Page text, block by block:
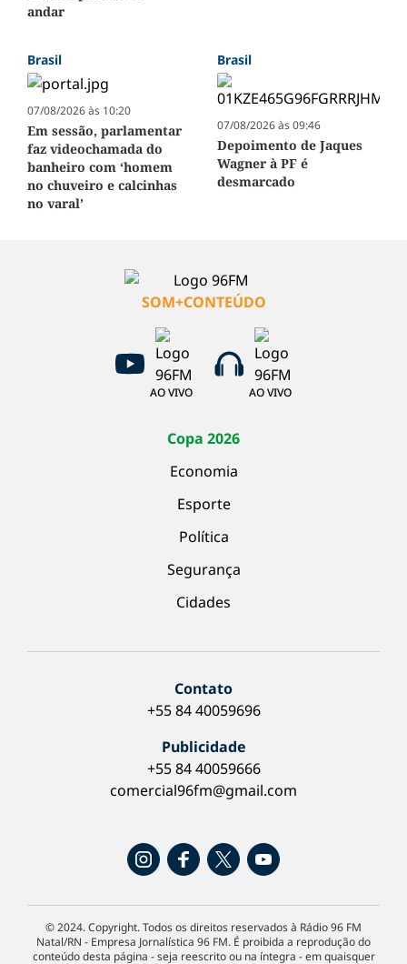
andar
Brasil
07/08/2026 às 10:20
Em sessão, parlamentar
faz videochamada do
banheiro com ‘homem
no chuveiro e calcinhas
no varal’
Brasil
07/08/2026 às 09:46
Depoimento de Jaques
Wagner à PF é
desmarcado
SOM+CONTEÚDO
AO VIVO AO VIVO
Copa 2026
Economia
Esporte
Política
Segurança
Cidades
Contato
+55 84 40059696
Publicidade
+55 84 40059666
comercial96fm@gmail.com
© 2024. Copyright. Todos os direitos reservados à Rádio 96 FM
Natal/RN - Empresa Jornalística 96 FM. É proibida a reprodução do
conteúdo desta página - seja reescrito ou na íntegra - em quaisquer